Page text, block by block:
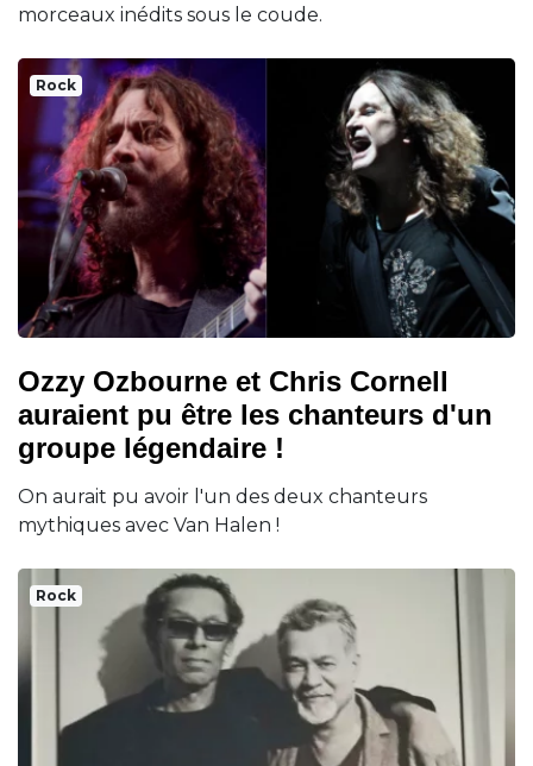
morceaux inédits sous le coude.
Rock
Ozzy Ozbourne et Chris Cornell
auraient pu être les chanteurs d'un
groupe légendaire !
On aurait pu avoir l'un des deux chanteurs
mythiques avec Van Halen !
Rock